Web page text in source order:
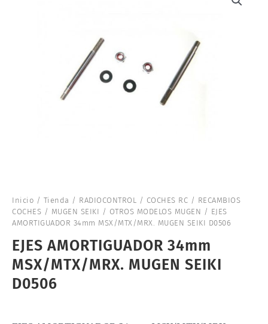
Inicio / Tienda / RADIOCONTROL / COCHES RC / RECAMBIOS
COCHES / MUGEN SEIKI / OTROS MODELOS MUGEN / EJES
AMORTIGUADOR 34mm MSX/MTX/MRX. MUGEN SEIKI D0506
EJES AMORTIGUADOR 34mm
MSX/MTX/MRX. MUGEN SEIKI
D0506